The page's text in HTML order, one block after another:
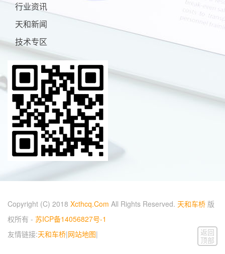
行业资讯
天和新闻
技术专区
Copyright (C) 2018 Xcthcq.Com All Rights Reserved. 天和车桥 版
权所有 - 苏ICP备14056827号-1
友情链接:天和车桥|网站地图|
返回
顶部